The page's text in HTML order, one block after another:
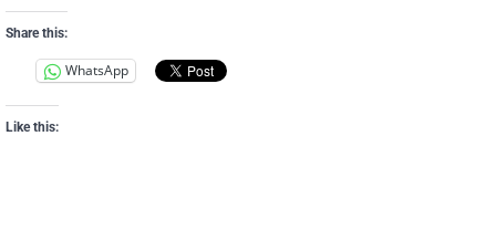
Share this:
WhatsApp
Like this: